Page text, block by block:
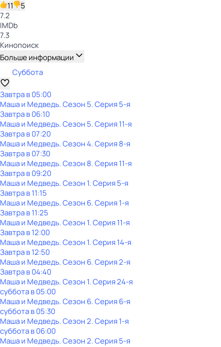
11
5
7.2
IMDb
7.3
Кинопоиск
Больше информации
Суббота
Завтра в 05:00
Маша и Медведь. Сезон 5. Серия 5-я
Завтра в 06:10
Маша и Медведь. Сезон 5. Серия 11-я
Завтра в 07:20
Маша и Медведь. Сезон 4. Серия 8-я
Завтра в 07:30
Маша и Медведь. Сезон 8. Серия 11-я
Завтра в 09:20
Маша и Медведь. Сезон 1. Серия 5-я
Завтра в 11:15
Маша и Медведь. Сезон 6. Серия 1-я
Завтра в 11:25
Маша и Медведь. Сезон 1. Серия 11-я
Завтра в 12:00
Маша и Медведь. Сезон 1. Серия 14-я
Завтра в 12:50
Маша и Медведь. Сезон 6. Серия 2-я
Завтра в 04:40
Маша и Медведь. Сезон 1. Серия 24-я
субботав05:00
Маша и Медведь. Сезон 6. Серия 6-я
субботав05:30
Маша и Медведь. Сезон 2. Серия 1-я
субботав06:00
Маша и Медведь. Сезон 2. Серия 5-я